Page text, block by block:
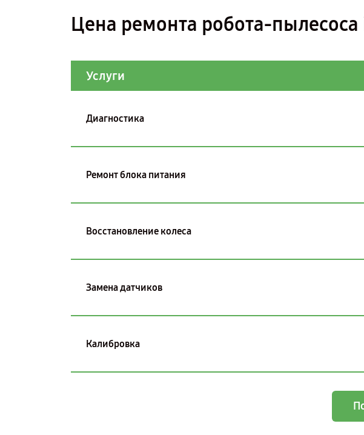
Цена ремонта робота-
Услуги
Диагностика
Ремонт блока питания
Восстановление колеса
Замена датчиков
Калибровка